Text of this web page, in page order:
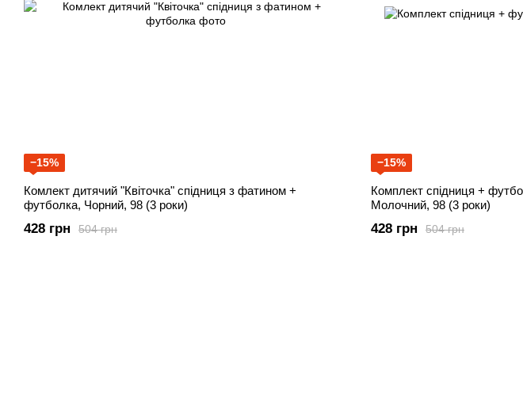
−15%
Комлект дитячий "Квіточка" спідниця з фатином +
футболка, Чорний, 98 (3 роки)
504 грн
428 грн
−15%
Комплект спідниця +
Молочний, 98 (3 роки)
504 грн
428 грн